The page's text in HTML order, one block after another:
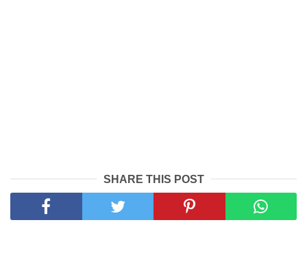
SHARE THIS POST